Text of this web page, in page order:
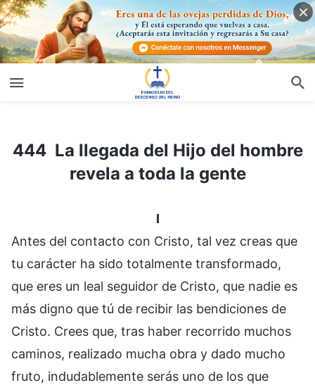
444 La llegada del Hijo del hombre
revela a toda la gente
I
Antes del contacto con Cristo, tal vez creas que
tu carácter ha sido totalmente transformado,
que eres un leal seguidor de Cristo, que nadie es
más digno que tú de recibir las bendiciones de
Cristo. Crees que, tras haber recorrido muchos
caminos, realizado mucha obra y dado mucho
fruto, indudablemente serás uno de los que